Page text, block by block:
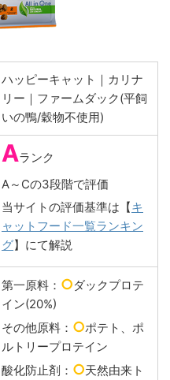
ハッピーキャット｜カリナ
リー｜ファームダック(平飼
いの鴨/穀物不使用)
Aランク
A～Cの3段階で評価
当サイトの評価基準は【キ
ャットフード一覧ランキン
グ】にて解説
第一原料： ○ダックプロテ
イン(20%)
その他原料： ○ポテト、ポ
ルトリープロテイン
酸化防止剤： ○天然由来ト